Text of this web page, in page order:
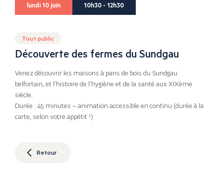
lundi 10 juin 10h30 - 12h30
Tout public
Découverte des fermes du Sundgau
Venez découvrir les maisons à pans de bois du Sundgau
belfortain, et l’histoire de l’hygiène et de la santé aux XIXème
siècle.
Durée : 45 minutes – animation accessible en continu (durée à la
carte, selon votre appétit !)
Retour